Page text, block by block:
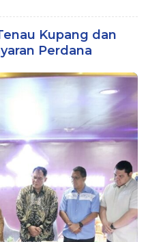
Kupang dan
Perdana